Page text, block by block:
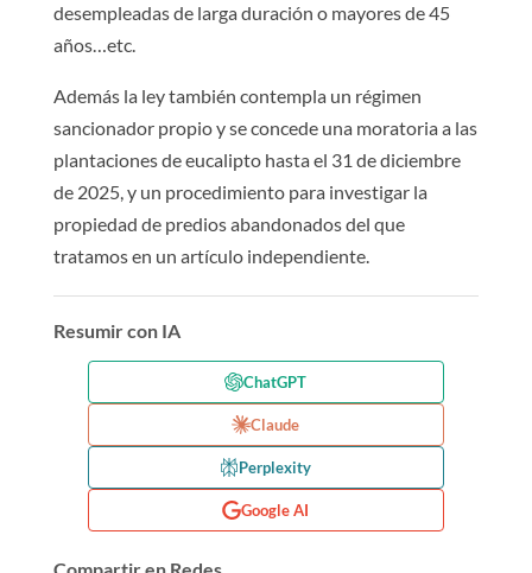
desempleadas de larga duración o mayores de 45
años…etc.
Además la ley también contempla un régimen
sancionador propio y se concede una moratoria a las
plantaciones de eucalipto hasta el 31 de diciembre
de 2025, y un procedimiento para investigar la
propiedad de predios abandonados del que
tratamos en un artículo independiente.
Resumir con IA
ChatGPT
Claude
Perplexity
Google AI